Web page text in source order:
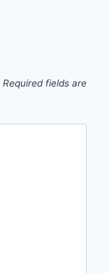
Required fields are